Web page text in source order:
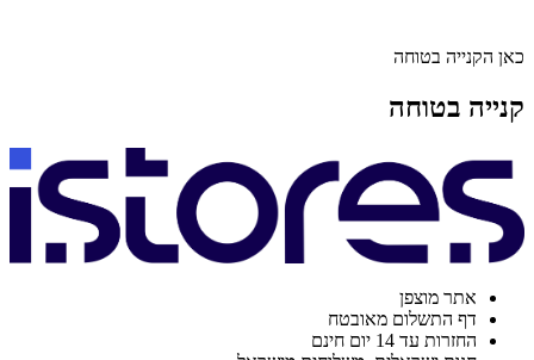
כאן הקנייה בטוחה
קנייה בטוחה
אתר מוצפן
דף התשלום מאובטח
החזרות עד 14 יום חינם